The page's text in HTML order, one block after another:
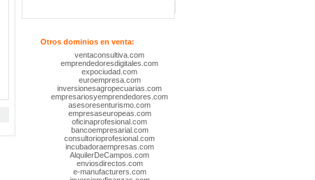
Otros dominios en venta:
ventaconsultiva.com
emprendedoresdigitales.com
expociudad.com
euroempresa.com
inversionesagropecuarias.com
empresariosyemprendedores.com
asesoresenturismo.com
empresaseuropeas.com
oficinaprofesional.com
bancoempresarial.com
consultorioprofesional.com
incubadoraempresas.com
AlquilerDeCampos.com
enviosdirectos.com
e-manufacturers.com